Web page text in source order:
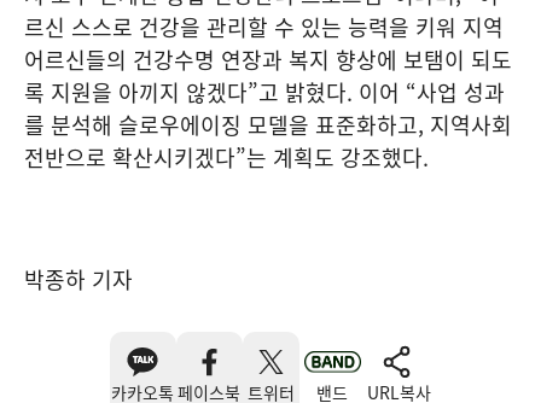
르신 스스로 건강을 관리할 수 있는 능력을 키워 지역
어르신들의 건강수명 연장과 복지 향상에 보탬이 되도
록 지원을 아끼지 않겠다”고 밝혔다. 이어 “사업 성과
를 분석해 슬로우에이징 모델을 표준화하고, 지역사회
전반으로 확산시키겠다”는 계획도 강조했다.
박종하 기자
카카오톡 페이스북 트위터 밴드 URL복사